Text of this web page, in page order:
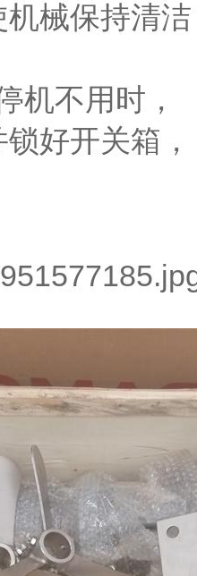
械保持清洁
机不用时，
好开关箱，